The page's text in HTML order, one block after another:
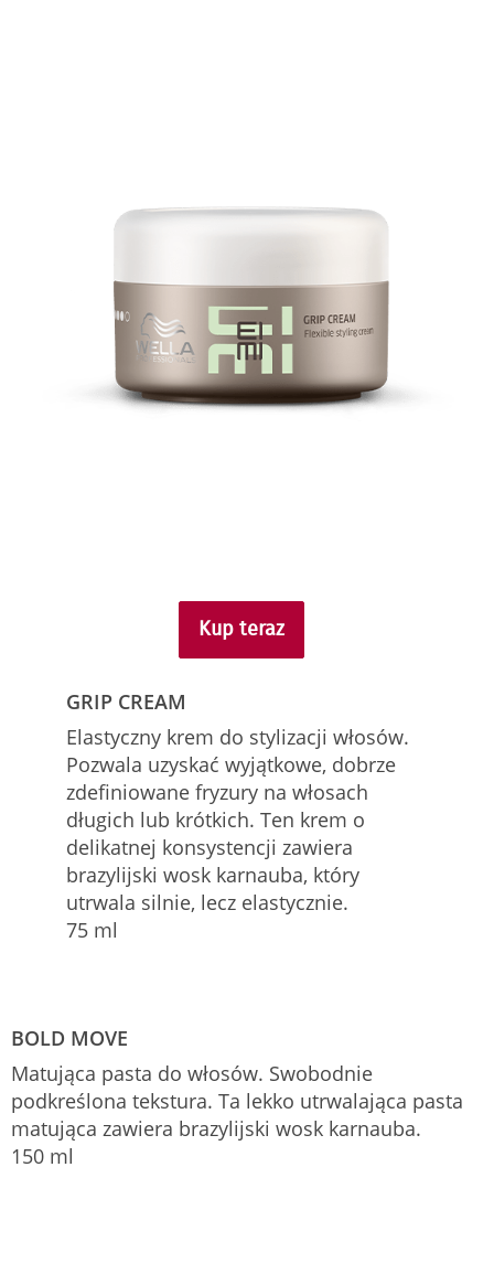
Kup teraz
GRIP CREAM
Elastyczny krem do stylizacji włosów.
Pozwala uzyskać wyjątkowe, dobrze
zdefiniowane fryzury na włosach
długich lub krótkich. Ten krem o
delikatnej konsystencji zawiera
brazylijski wosk karnauba, który
utrwala silnie, lecz elastycznie.
75 ml
BOLD MOVE
Matująca pasta do włosów. Swobodnie
podkreślona tekstura. Ta lekko utrwalająca pasta
matująca zawiera brazylijski wosk karnauba.
150 ml